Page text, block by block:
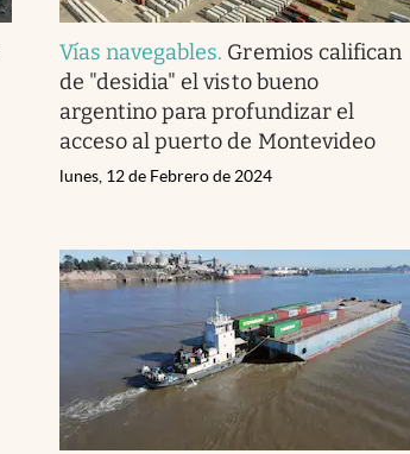
Vías navegables. Gremios califican
de "desidia" el visto bueno
argentino para profundizar el
acceso al puerto de Montevideo
lunes, 12 de Febrero de 2024